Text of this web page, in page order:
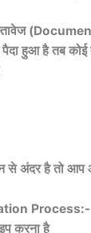
हुआ है तब कोई
से अंदर है तो आप
Process:-
करना है